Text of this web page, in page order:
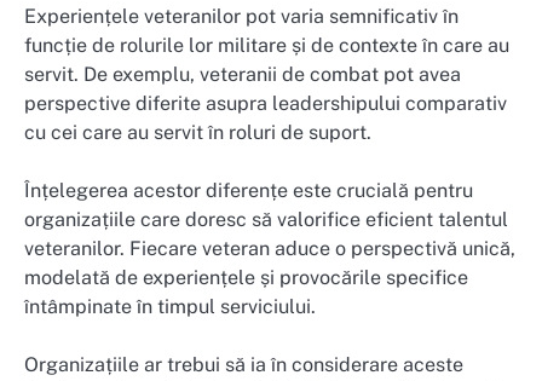
Experiențele veteranilor pot varia semnificativ în
funcție de rolurile lor militare și de contexte în care au
servit. De exemplu, veteranii de combat pot avea
perspective diferite asupra leadershipului comparativ
cu cei care au servit în roluri de suport.
Înțelegerea acestor diferențe este crucială pentru
organizațiile care doresc să valorifice eficient talentul
veteranilor. Fiecare veteran aduce o perspectivă unică,
modelată de experiențele și provocările specifice
întâmpinate în timpul serviciului.
Organizațiile ar trebui să ia în considerare aceste